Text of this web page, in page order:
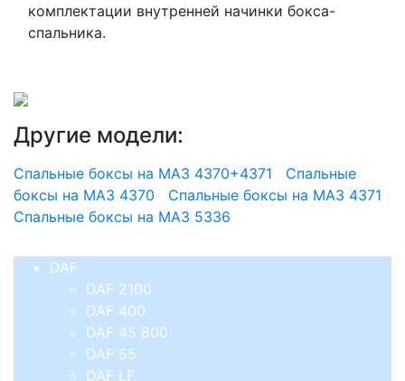
комплектации внутренней начинки бокса-
спальника.
Другие модели:
Спальные боксы на МАЗ 4370+4371
Спальные
боксы на МАЗ 4370
Спальные боксы на МАЗ 4371
Спальные боксы на МАЗ 5336
DAF
DAF 2100
DAF 400
DAF 45 800
DAF 55
DAF LF